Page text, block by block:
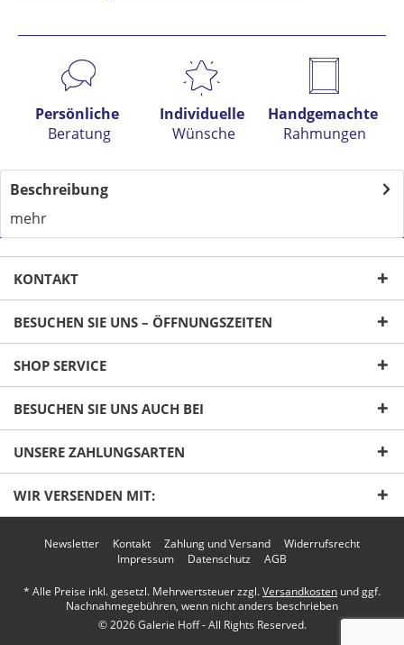
Preis anfragen
Ich habe dieDatenschutzerklärunggelesen,
verstanden und stimme zu. *
Senden
Persönliche
Beratung
Individuelle
Wünsche
Handgemachte
Rahmungen
Beschreibung
mehr
KONTAKT
BESUCHEN SIE UNS – ÖFFNUNGSZEITEN
SHOP SERVICE
BESUCHEN SIE UNS AUCH BEI
UNSERE ZAHLUNGSARTEN
WIR VERSENDEN MIT:
Newsletter Kontakt Zahlung und Versand
Widerrufsrecht
Impressum
Datenschutz AGB
* Alle Preise inkl. gesetzl. Mehrwertsteuer zzgl.Versandkosten und ggf.
Nachnahmegebühren, wenn nicht anders beschrieben
© 2026 Galerie Hoff - All Rights Reserved.